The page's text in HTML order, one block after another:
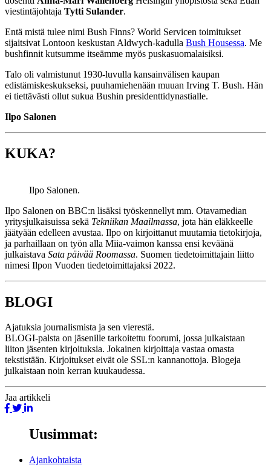
viestintäjohtaja Tytti Sulander.
Entä mistä tulee nimi Bush Finns? World Servicen toimitukset
sijaitsivat Lontoon keskustan Aldwych-kadulla Bush Housessa. Me
bushfinnit kutsumme itseämme myös puskasuomalaisiksi.
Talo oli valmistunut 1930-luvulla kansainvälisen kaupan
edistämiskeskukseksi, puuhamiehenään muuan Irving T. Bush. Hän
ei tiettävästi ollut sukua Bushin presidenttidynastialle.
Ilpo Salonen
KUKA?
Ilpo Salonen.
Ilpo Salonen on BBC:n lisäksi työskennellyt mm. Otavamedian
yritysjulkaisuissa sekä Tekniikan Maailmassa, jota hän eläkkeelle
jäätyään edelleen avustaa. Ilpo on kirjoittanut muutamia tietokirjoja,
ja parhaillaan on työn alla Miia-vaimon kanssa ensi keväänä
julkaistava Sata päivää Roomassa. Suomen tiedetoimittajain liitto
nimesi Ilpon Vuoden tiedetoimittajaksi 2022.
BLOGI
Ajatuksia journalismista ja sen vierestä.
BLOGI-palsta on jäsenille tarkoitettu foorumi, jossa julkaistaan
liiton jäsenten kirjoituksia. Jokainen kirjoittaja vastaa omasta
tekstistään. Kirjoitukset eivät ole SSL:n kannanottoja. Blogeja
julkaistaan noin kerran kuukaudessa.
Jaa artikkeli
Uusimmat:
Ajankohtaista